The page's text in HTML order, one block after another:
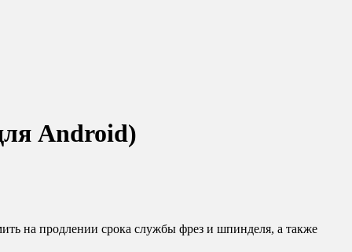
Android)
на продлении срока службы фрез и шпинделя, а также